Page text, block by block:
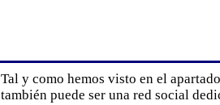
Tal y como hemos visto en el
también puede ser una red social